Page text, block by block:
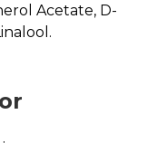
Acetate, D-